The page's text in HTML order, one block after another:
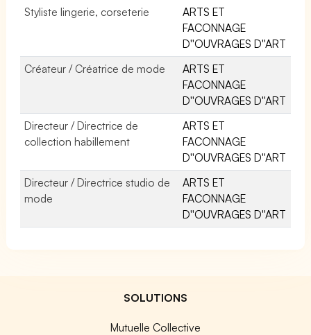
Styliste lingerie, corseterie
ARTS ET
FACONNAGE
D''OUVRAGES D''ART
Créateur / Créatrice de mode
ARTS ET
FACONNAGE
D''OUVRAGES D''ART
Directeur / Directrice de
collection habillement
ARTS ET
FACONNAGE
D''OUVRAGES D''ART
Directeur / Directrice studio de
mode
ARTS ET
FACONNAGE
D''OUVRAGES D''ART
SOLUTIONS
Mutuelle Collective